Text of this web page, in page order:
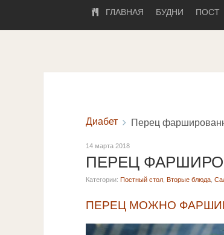
ГЛАВНАЯ БУДНИ ПОСТ
Диабет Перец
14 марта 2018
ПЕРЕЦ
Категории: Постный стол Вторые блюда
ПЕРЕЦ МОЖНО